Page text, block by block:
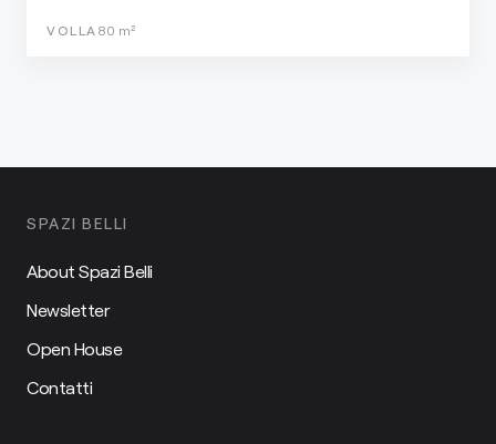
VOLLA 80 m²
SPAZI BELLI
About Spazi Belli
Newsletter
Open House
Contatti